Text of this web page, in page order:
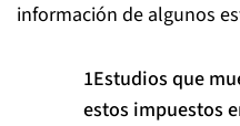
información de algunos
Estudios que
estos impuestos